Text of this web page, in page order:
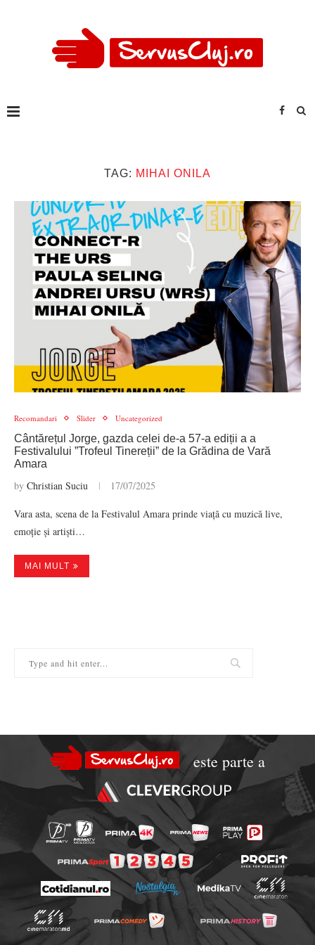
TAG: MIHAI ONILA
Recomandari Slider Uncategorized
Cântărețul Jorge, gazda celei de-a 57-a ediții a a
Festivalului ”Trofeul Tinereții” de la Grădina de Vară
Amara
by Christian Suciu 17/07/2025
Vara asta, scena de la Festivalul Amara prinde viață cu muzică live,
emoție și artiști…
MAI MULT
este parte a